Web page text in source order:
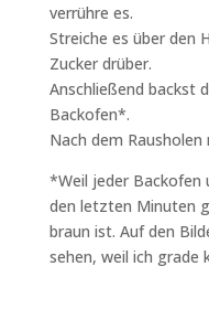
verrühre es.
Streiche es über den
Zucker drüber.
Anschließend backst
Backofen*.
Nach dem Rausholen
*Weil jeder Backofen
den letzten Minuten
braun ist. Auf den
sehen, weil ich grade